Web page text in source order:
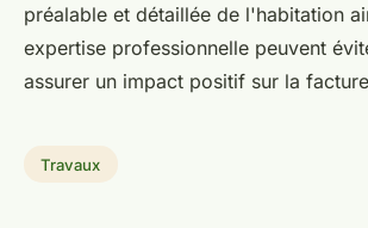
préalable et détaillée de l'habitation
expertise professionnelle peuvent
assurer un impact positif sur la
Travaux